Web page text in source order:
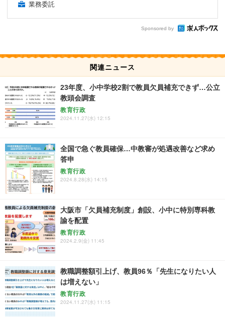
業務委託
Sponsored by
関連ニュース
23年度、小中学校2割で教員欠員補充できず…公立
教頭会調査
教育行政
2024.11.27(水) 12:15
全国で急ぐ教員確保…中教審が処遇改善など求め
答申
教育行政
2024.8.28(水) 14:15
大阪市「欠員補充制度」創設、小中に特別専科教
諭を配置
教育行政
2024.2.9(金) 11:45
教職調整額引上げ、教員96％「先生になりたい人
は増えない」
教育行政
2024.11.27(水) 11:15